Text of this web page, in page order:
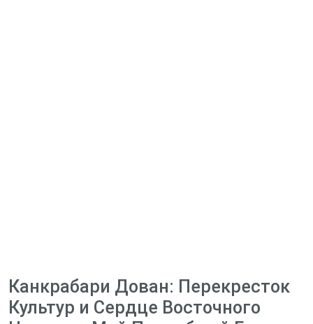
Канкрабари Дован: Перекресток
Культур и Сердце Восточного